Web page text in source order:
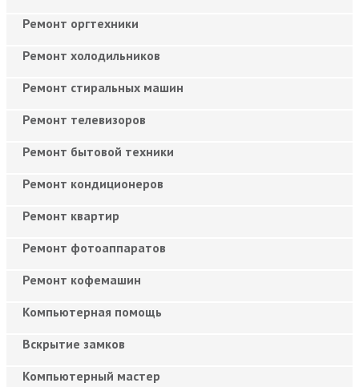
Ремонт оргтехники
Ремонт холодильников
Ремонт стиральных машин
Ремонт телевизоров
Ремонт бытовой техники
Ремонт кондиционеров
Ремонт квартир
Ремонт фотоаппаратов
Ремонт кофемашин
Компьютерная помощь
Вскрытие замков
Компьютерный мастер